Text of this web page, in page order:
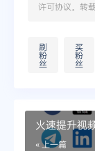
许可协议。转
刷
粉
丝
买
粉
丝
火速提升视
策略
« 上一篇